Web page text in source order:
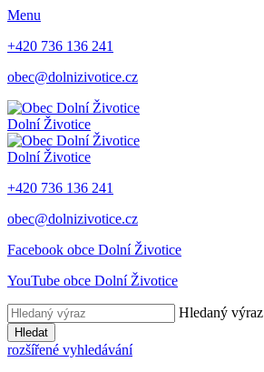
Menu
+420 736 136 241
obec@dolnizivotice.cz
Dolní Životice
Dolní Životice
+420 736 136 241
obec@dolnizivotice.cz
Facebook obce Dolní Životice
YouTube obce Dolní Životice
Hledaný výraz
Hledat
rozšířené vyhledávání